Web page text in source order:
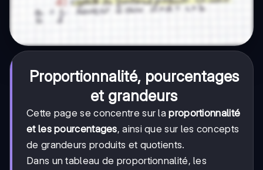
Proportionnalité, pourcentages
et grandeurs
Cette page se concentre sur laproportionnalité
et les pourcentages, ainsi que sur les concepts
de grandeurs produits et quotients.
Dans un tableau de proportionnalité, les